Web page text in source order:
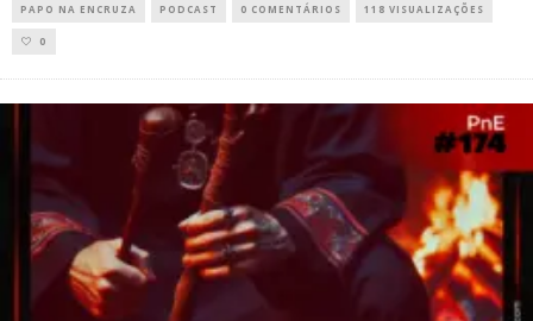
PAPO NA ENCRUZA PODCAST 0 COMENTÁRIOS 118 VISUALIZAÇÕES
0